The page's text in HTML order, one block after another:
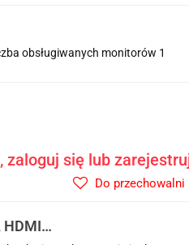
obsługiwanych monitorów 1
zaloguj się lub
Do przechowalni
HDMI,